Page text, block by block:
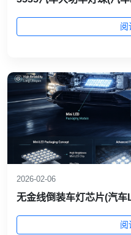
阅
2026-02-06
无金线倒装车灯芯片(汽
阅